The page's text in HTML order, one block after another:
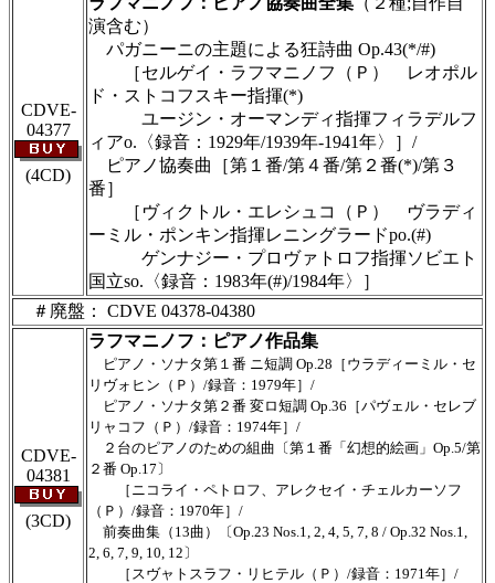
CDVE-
04377
(4CD)
演含む）
パガニーニの主題による狂詩曲 Op.43(*/#)
［セルゲイ・ラフマニノフ（Ｐ） レオポル
ド・ストコフスキー指揮(*)
ユージン・オーマンディ指揮フィラデルフ
ィアo.〈録音：1929年/1939年-1941年〉］/
ピアノ協奏曲［第１番/第４番/第２番(*)/第３
番］
［ヴィクトル・エレシュコ（Ｐ） ヴラディ
ーミル・ポンキン指揮レニングラードpo.(#)
ゲンナジー・プロヴァトロフ指揮ソビエト
国立so.〈録音：1983年(#)/1984年〉］
＃廃盤： CDVE 04378-04380
CDVE-
04381
(3CD)
ラフマニノフ：ピアノ作品集
ピアノ・ソナタ第１番 ニ短調 Op.28［ウラディーミル・セ
リヴォヒン（Ｐ）/録音：1979年］/
ピアノ・ソナタ第２番 変ロ短調 Op.36［パヴェル・セレブ
リャコフ（Ｐ）/録音：1974年］/
２台のピアノのための組曲〔第１番「幻想的絵画」Op.5/第
２番 Op.17〕
［ニコライ・ペトロフ、アレクセイ・チェルカーソフ
（Ｐ）/録音：1970年］/
前奏曲集（13曲）〔Op.23 Nos.1, 2, 4, 5, 7, 8 / Op.32 Nos.1,
2, 6, 7, 9, 10, 12〕
［スヴャトスラフ・リヒテル（Ｐ）/録音：1971年］/